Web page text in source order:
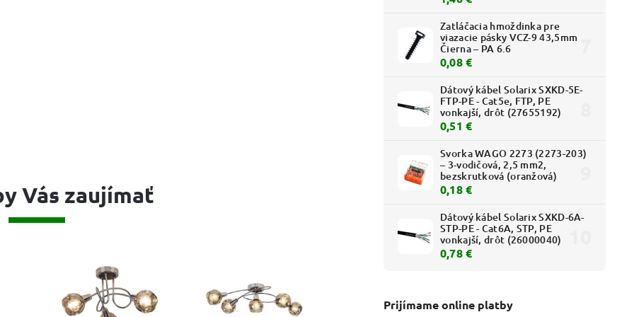
Zatláčacia hmoždinka pre
viazacie pásky VCZ-9 43,5mm
Čierna – PA 6.6
0,08 €
Dátový kábel Solarix SXKD-5E-
FTP-PE - Cat5e, FTP, PE
vonkajší, drôt (27655192)
0,51 €
Svorka WAGO 2273 (2273-203)
– 3-vodičová, 2,5 mm2,
bezskrutková (oranžová)
0,18 €
Dátový kábel Solarix SXKD-6A-
STP-PE - Cat6A, STP, PE
vonkajší, drôt (26000040)
0,78 €
Prijímame online platby
Vás zaujímať